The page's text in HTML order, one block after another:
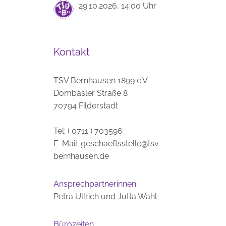
29.10.2026, 14:00 Uhr
Kontakt
TSV Bernhausen 1899 e.V.
Dombasler Straße 8
70794 Filderstadt
Tel: ( 0711 ) 703596
E-Mail: geschaeftsstelle@tsv-
bernhausen.de
Ansprechpartnerinnen
Petra Ullrich und Jutta Wahl